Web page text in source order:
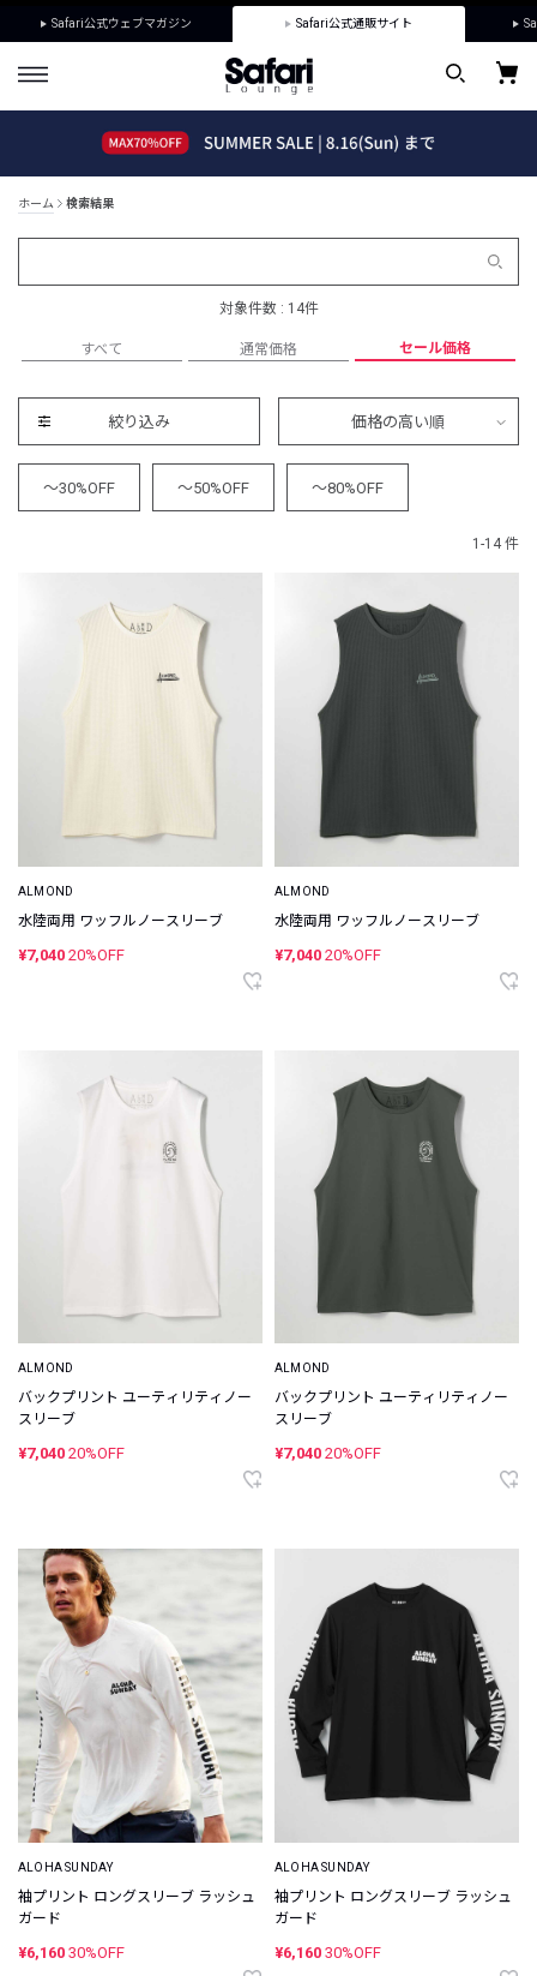
Safari公式ウェブマガジン Safari公式通販サイト
ホーム 検索結果
対象件数 : 14件
すべて 通常価格 セール価格
絞り込み 価格の高い順
～30%OFF ～50%OFF ～80%OFF
1-14 件
ALMOND
水陸両用 ワッフルノースリーブ
¥7,040 20%OFF
ALMOND
水陸両用 ワッフルノースリーブ
¥7,040 20%OFF
ALMOND
バックプリント ユーティリティノー
スリーブ
¥7,040 20%OFF
ALMOND
バックプリント ユーティリティノー
スリーブ
¥7,040 20%OFF
ALOHA SUNDAY
袖プリント ロングスリーブ ラッシュ
ガード
¥6,160 30%OFF
ALOHA SUNDAY
袖プリント ロングスリーブ ラッシュ
ガード
¥6,160 30%OFF